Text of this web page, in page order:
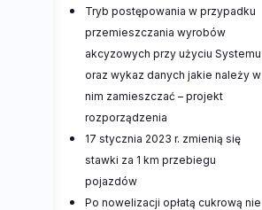
Tryb postępowania w przypadku
przemieszczania wyrobów
akcyzowych przy użyciu Systemu
oraz wykaz danych jakie należy w
nim zamieszczać – projekt
rozporządzenia
17 stycznia 2023 r. zmienią się
stawki za 1 km przebiegu
pojazdów
Po nowelizacji opłatą cukrową nie